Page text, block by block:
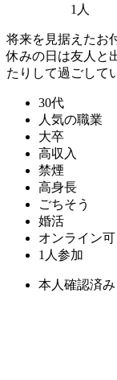
1人
将来を見据えたお
休みの日は友人と
たりして過ごして
30代
人気の職業
大卒
高収入
禁煙
高身長
ごちそう
婚活
オンライン可
1人参加
本人確認済み